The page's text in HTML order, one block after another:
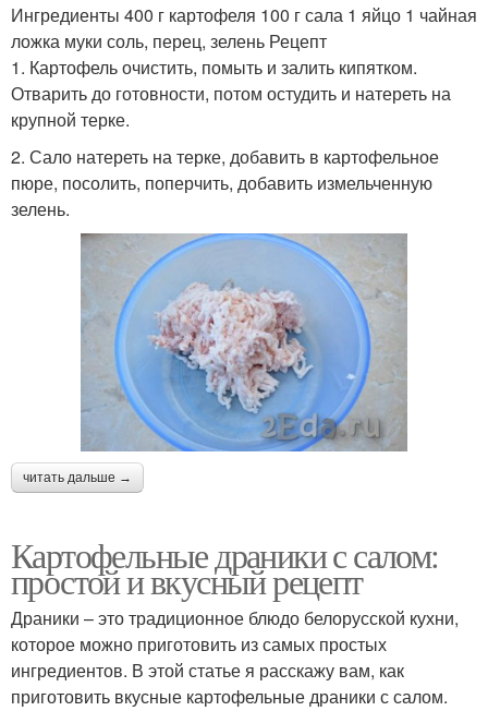
Ингредиенты 400 г картофеля 100 г сала 1 яйцо 1 чайная
ложка муки соль, перец, зелень Рецепт
1. Картофель очистить, помыть и залить кипятком.
Отварить до готовности, потом остудить и натереть на
крупной терке.
2. Сало натереть на терке, добавить в картофельное
пюре, посолить, поперчить, добавить измельченную
зелень.
читать дальше →
Картофельные драники с салом:
простой и вкусный рецепт
Драники – это традиционное блюдо белорусской кухни,
которое можно приготовить из самых простых
ингредиентов. В этой статье я расскажу вам, как
приготовить вкусные картофельные драники с салом.